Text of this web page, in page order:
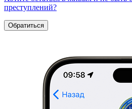
преступлений?
Обратиться